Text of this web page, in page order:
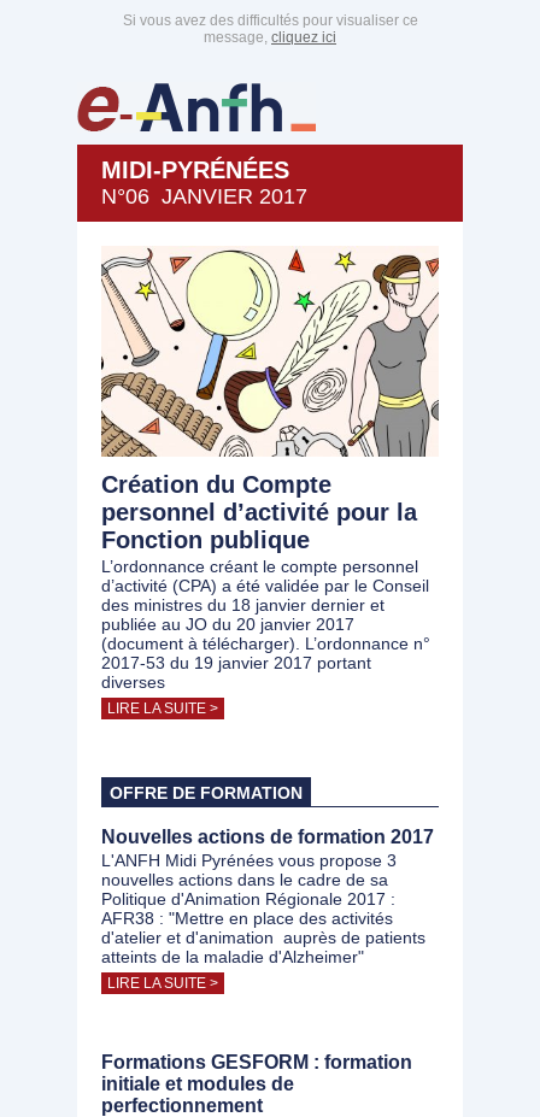
Si vous avez des difficultés pour visualiser ce
message, cliquez ici
MIDI-PYRÉNÉES
N°06 JANVIER 2017
Création du Compte
personnel d’activité pour la
Fonction publique
L’ordonnance créant le compte personnel
d’activité (CPA) a été validée par le Conseil
des ministres du 18 janvier dernier et
publiée au JO du 20 janvier 2017
(document à télécharger). L’ordonnance n°
2017-53 du 19 janvier 2017 portant
diverses
LIRE LA SUITE >
OFFRE DE FORMATION
Nouvelles actions de formation 2017
L'ANFH Midi Pyrénées vous propose 3
nouvelles actions dans le cadre de sa
Politique d'Animation Régionale 2017 :
AFR38 : "Mettre en place des activités
d'atelier et d'animation auprès de patients
atteints de la maladie d'Alzheimer"
LIRE LA SUITE >
Formations GESFORM : formation
initiale et modules de
perfectionnement